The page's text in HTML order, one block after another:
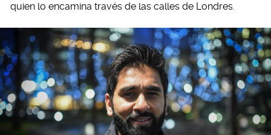
quien lo encamina través de las calles de Londres.